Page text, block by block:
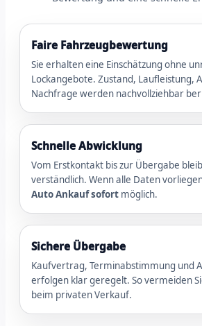
Faire Fahrzeugbewertung
Sie erhalten eine Einschätzung ohne
Lockangebote. Zustand, Laufleistung,
Nachfrage werden nachvollziehbar
Schnelle Abwicklung
Vom Erstkontakt bis zur Übergabe
verständlich. Wenn alle Daten
Auto Ankauf sofort möglich.
Sichere Übergabe
Kaufvertrag, Terminabstimmung und
erfolgen klar geregelt. So vermeiden
beim privaten Verkauf.